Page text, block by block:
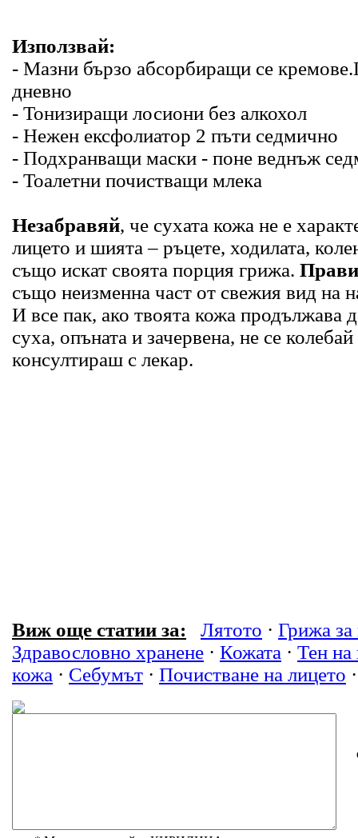
Използвай:
- Мазни бързо абсорбиращи се
дневно
- Тонизиращи лосиони без алкохол
- Нежен ексфолиатор 2 пъти седмично
- Подхранващи маски - поне веднъж
- Тоалетни почистващи млека
Незабравяй, че сухата кожа не е
лицето и шията – ръцете, ходилата,
също искат своята порция грижа.
също неизменна част от свежия вид на
И все пак, ако твоята кожа продължава
суха, опъната и зачервена, не се колебай
консултираш с лекар.
Виж още статии за: Лятото · Грижа за
Здравословно хранене · Кожата · Тен на
кожа · Себумът · Почистване на лицето ·